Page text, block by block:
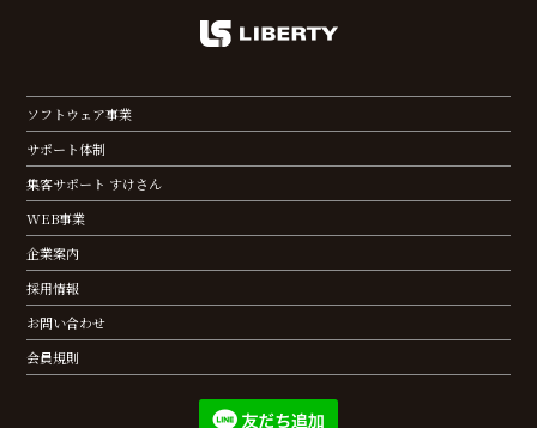
ソフトウェア事業
サポート体制
集客サポート すけさん
WEB事業
企業案内
採用情報
お問い合わせ
会員規則